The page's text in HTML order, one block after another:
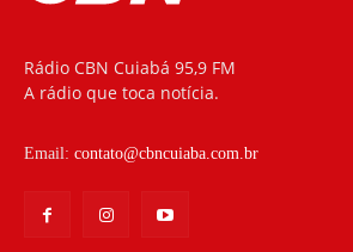
Rádio CBN Cuiabá 95,9 FM
A rádio que toca notícia.
Email: contato@cbncuiaba.com.br